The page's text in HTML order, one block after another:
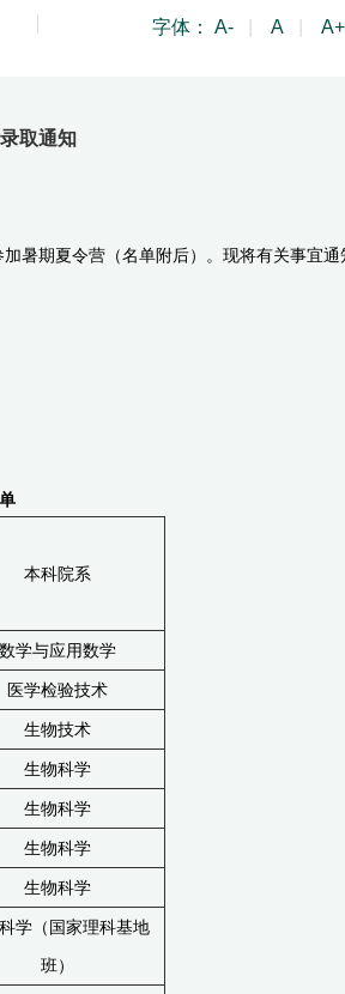
字体： A- A A+
取通知
暑期夏令营（名单附后）。现将有关事宜通
本科院系
数学与应用数学
医学检验技术
生物技术
生物科学
生物科学
生物科学
生物科学
学（国家理科基地
班）